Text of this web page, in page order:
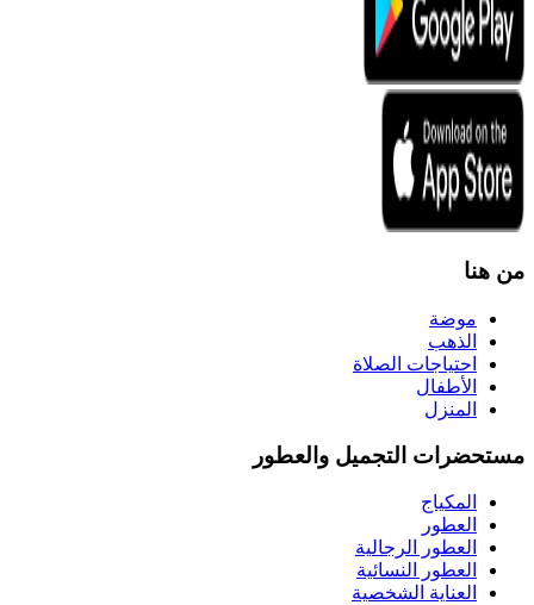
من هنا
موضة
الذهب
احتياجات الصلاة
الأطفال
المنزل
مستحضرات التجميل والعطور
المكياج
العطور
العطور الرجالية
العطور النسائية
العناية الشخصية